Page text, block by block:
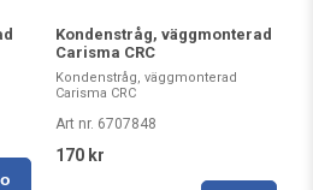
Kondenstråg, väggmonterad
Carisma CRC
Kondenstråg, väggmonterad
Carisma CRC
Art nr. 6707848
170 kr